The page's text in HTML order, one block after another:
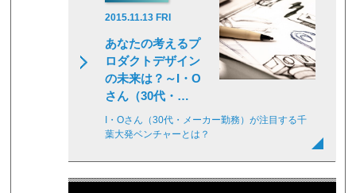
2015.11.13 FRI
あなたの考えるプ
ロダクトデザイン
の未来は？～I・O
さん（30代・…
I・Oさん（30代・メーカー勤務）が注目する千
葉大発ベンチャーとは？